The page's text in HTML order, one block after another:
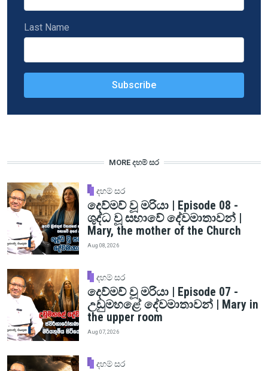
Last Name
MORE දහම් සර
දහම් සර
දෙව්මව් වූ මරියා | Episode 08 -
ශුද්ධ වූ සභාවේ දේවමාතාවන් |
Mary, the mother of the Church
Aug 08, 2026
දහම් සර
දෙව්මව් වූ මරියා | Episode 07 -
උඩුමහළේ දේවමාතාවන් | Mary in
the upper room
Aug 07, 2026
දහම් සර